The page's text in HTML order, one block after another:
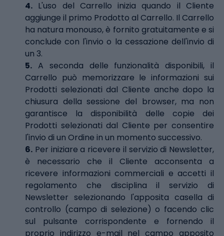
4. L'uso del Carrello inizia quando il Cliente
aggiunge il primo Prodotto al Carrello. Il Carrello
ha natura monouso, è fornito gratuitamente e si
conclude con l'invio o la cessazione dell'invio di
un 3.
5. A seconda delle funzionalità disponibili, il
Carrello può memorizzare le informazioni sui
Prodotti selezionati dal Cliente anche dopo la
chiusura della sessione del browser, ma non
garantisce la disponibilità delle copie dei
Prodotti selezionati dal Cliente per consentire
l'invio di un Ordine in un momento successivo.
6. Per iniziare a ricevere il servizio di Newsletter,
è necessario che il Cliente acconsenta a
ricevere informazioni commerciali e accetti il
regolamento che disciplina il servizio di
Newsletter selezionando l'apposita casella di
controllo (campo di selezione) o facendo clic
sul pulsante corrispondente e fornendo il
proprio indirizzo e-mail nel campo apposito